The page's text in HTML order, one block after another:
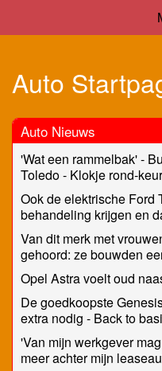
Auto
Auto Nieuws
'Wat een rammelbak' -
Toledo - Klokje rond-
Ook de elektrische Ford
behandeling krijgen en
Van dit merk met
gehoord: ze bouwden
Opel Astra voelt oud
De goedkoopste
extra nodig - Back to
'Van mijn werkgever
meer achter mijn